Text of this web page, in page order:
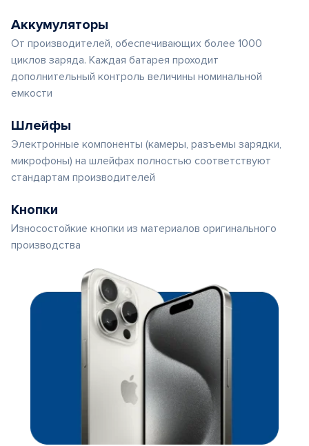
Аккумуляторы
От производителей, обеспечивающих более 1000
циклов заряда. Каждая батарея проходит
дополнительный контроль величины номинальной
емкости
Шлейфы
Электронные компоненты (камеры, разъемы зарядки,
микрофоны) на шлейфах полностью соответствуют
стандартам производителей
Кнопки
Износостойкие кнопки из материалов оригинального
производства